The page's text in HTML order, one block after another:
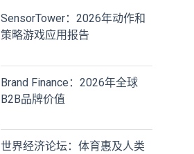
SensorTower：2026年动作和
策略游戏应用报告
Brand Finance：2026年全球
B2B品牌价值
世界经济论坛：体育惠及人类